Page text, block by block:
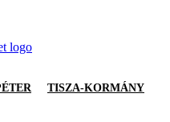
TISZA-KORMÁNY